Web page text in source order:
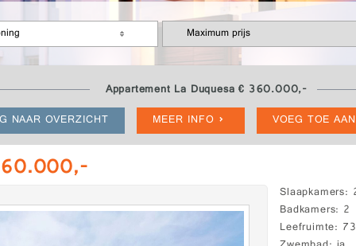
Appartement La Duquesa € 360.000,-
NAAR OVERZICHT
MEER INFO VOEG TOE
Slaapkamers
Badkamers 2
Leefruimte